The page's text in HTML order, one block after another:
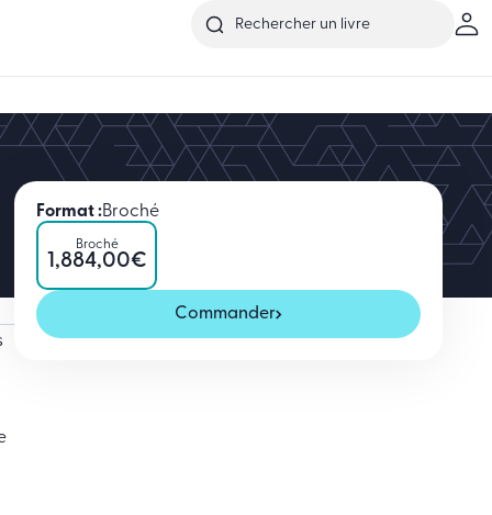
Format :Broché
Broché
1,884,00€
Commander